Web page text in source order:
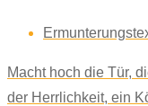
Macht hoch die Tür,
der Herrlichkeit, ein